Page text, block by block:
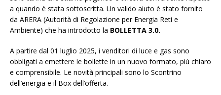
a quando è stata sottoscritta. Un valido aiuto è stato fornito
da ARERA (Autorità di Regolazione per Energia Reti e
Ambiente) che ha introdotto la BOLLETTA 3.0.
A partire dal 01 luglio 2025, i venditori di luce e gas sono
obbligati a emettere le bollette in un nuovo formato, più chiaro
e comprensibile. Le novità principali sono lo Scontrino
dell’energia e il Box dell’offerta.